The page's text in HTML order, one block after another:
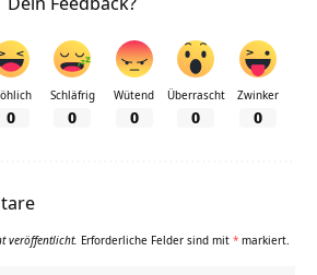
0
Schläfrig
0
Wütend
0
Überrascht
0
Zwinker
0
veröffentlicht. Erforderliche Felder sind mit * markiert.